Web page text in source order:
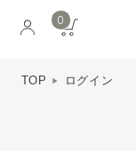
0
TOP ログイン